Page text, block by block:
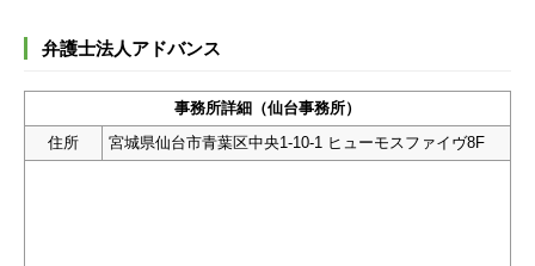
弁護士法人アドバンス
事務所詳細（仙台事務所）
住所
宮城県仙台市青葉区中央1-10-1 ヒューモスファイヴ8F